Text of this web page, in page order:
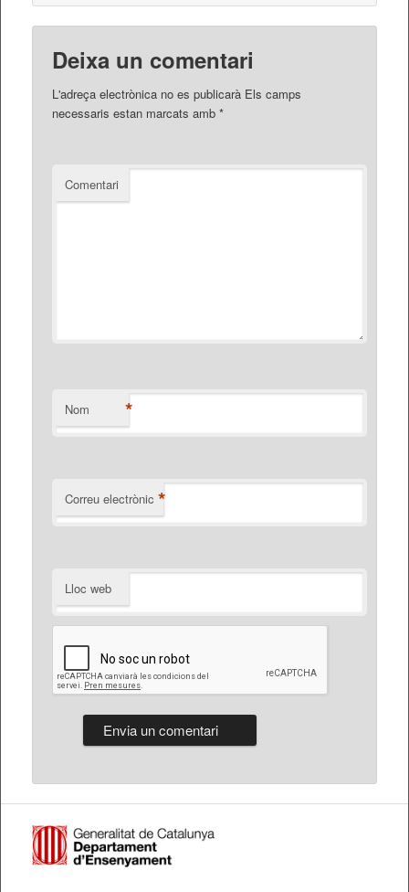
Deixa un comentari
L'adreça electrònica no es publicarà Els camps
necessaris estan marcats amb*
Comentari
Nom *
Correu electrònic *
Lloc web